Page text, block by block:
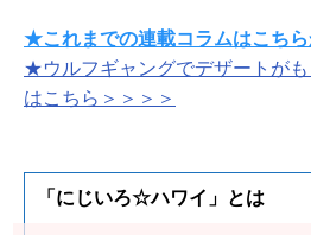
★これまでの連載コラムはこちら
★ウルフギャングでデザートが
はこちら＞＞＞＞
「にじいろ☆ハワイ」とは